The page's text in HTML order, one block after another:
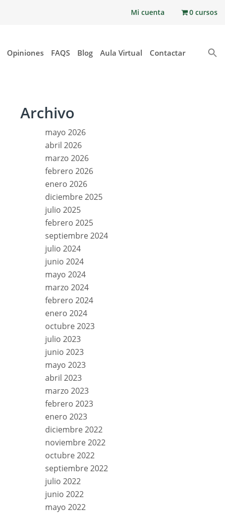
Mi cuenta 0 cursos
Opiniones FAQS Blog Aula Virtual Contactar
Archivo
mayo 2026
abril 2026
marzo 2026
febrero 2026
enero 2026
diciembre 2025
julio 2025
febrero 2025
septiembre 2024
julio 2024
junio 2024
mayo 2024
marzo 2024
febrero 2024
enero 2024
octubre 2023
julio 2023
junio 2023
mayo 2023
abril 2023
marzo 2023
febrero 2023
enero 2023
diciembre 2022
noviembre 2022
octubre 2022
septiembre 2022
julio 2022
junio 2022
mayo 2022